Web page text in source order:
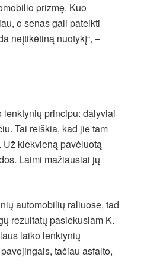
prizmę. Kuo
o senas gali pateikti
neįtikėtiną nuotykį“, –
lenktynių principu: dalyviai
Tai reiškia, kad jie tam
Už kiekvieną pavėluotą
Laimi mažiausiai jų
automobilių raliuose, tad
rezultatų pasiekusiam K.
laiko lenktynių
tačiau asfalto,